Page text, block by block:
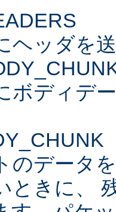
ヘッダを
ボディデ
のデータ
ときに、